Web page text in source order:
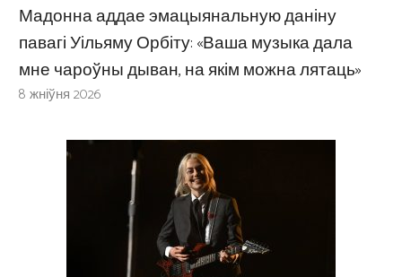
Мадонна аддае эмацыянальную даніну
павагі Уільяму Орбіту: «Ваша музыка дала
мне чароўны дыван, на якім можна лятаць»
8 жніўня 2026